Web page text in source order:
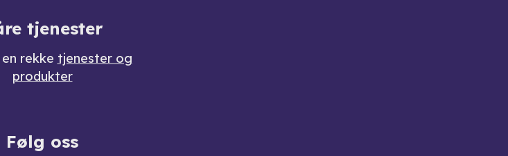
tjenester
rekke tjenester og
produkter
Følg oss